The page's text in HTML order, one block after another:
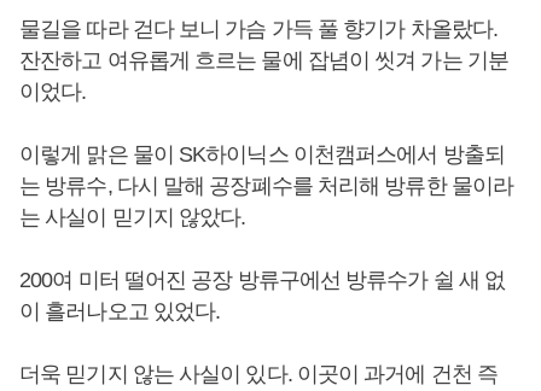
물길을 따라 걷다 보니 가슴 가득 풀 향기가 차올랐다.
잔잔하고 여유롭게 흐르는 물에 잡념이 씻겨 가는 기분
이었다.
이렇게 맑은 물이 SK하이닉스 이천캠퍼스에서 방출되
는 방류수, 다시 말해 공장폐수를 처리해 방류한 물이라
는 사실이 믿기지 않았다.
200여 미터 떨어진 공장 방류구에선 방류수가 쉴 새 없
이 흘러나오고 있었다.
더욱 믿기지 않는 사실이 있다. 이곳이 과거에 건천 즉